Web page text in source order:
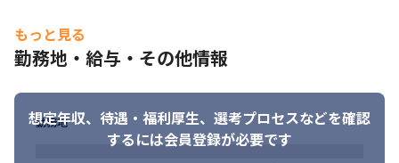
です
・30社ほどの顧客が導入しているパッケージであるため、多くの
エンハンス開発を経験することができます
もっと見る
勤務地・給与・その他情報
想定年収、待遇・福利厚生、 選考プロセスなどを確認
するには会員登録が必要です
勤務地